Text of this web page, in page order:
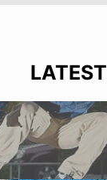
LATEST